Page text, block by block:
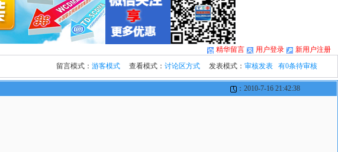
精华留言 用户登录
新用户注册
留言模式： 游客模式 查看模式： 讨论区方式 发表模式： 审核发表 有0条待审核
：2010-7-16 21:42:38